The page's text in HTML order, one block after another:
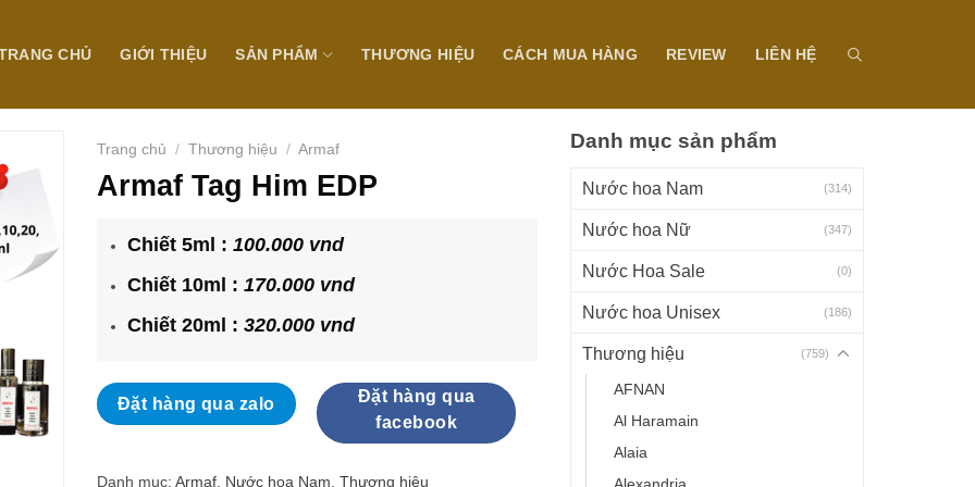
CHỦ GIỚI THIỆU SẢN PHẨM THƯƠNG HIỆU CÁCH MUA HÀNG REVIEW LIÊN HỆ
Danh mục sản phẩm
Nước hoa Nam (314)
Nước hoa Nữ (347)
Nước Hoa Sale (0)
Nước hoa Unisex (186)
Thương hiệu (759)
AFNAN
Al Haramain
Alaia
Trang chủ / Thương hiệu / Armaf
Armaf Tag Him EDP
Chiết 5ml :100.000 vnd
Chiết 10ml :170.000 vnd
Chiết 20ml :320.000 vnd
Đặt hàng qua zalo
Đặt hàng qua
facebook
Danh mục: Armaf, Nước hoa Nam, Thương hiệu